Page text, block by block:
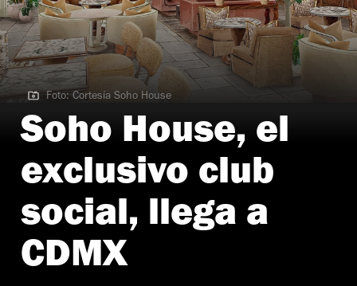
Foto: Cortesía Soho House
Foto: Cortesía Soho House
Soho House, el
exclusivo club
social, llega a
CDMX